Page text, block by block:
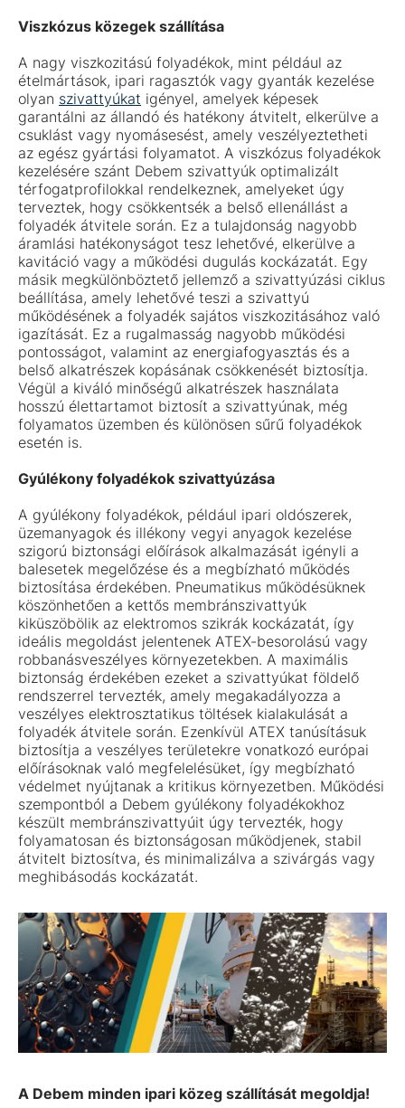
Viszkózus közegek szállítása
A nagy viszkozitású folyadékok, mint például az
ételmártások, ipari ragasztók vagy gyanták kezelése
olyan szivattyúkat igényel, amelyek képesek
garantálni az állandó és hatékony átvitelt, elkerülve a
csuklást vagy nyomásesést, amely veszélyeztetheti
az egész gyártási folyamatot. A viszkózus folyadékok
kezelésére szánt Debem szivattyúk optimalizált
térfogatprofilokkal rendelkeznek, amelyeket úgy
terveztek, hogy csökkentsék a belső ellenállást a
folyadék átvitele során. Ez a tulajdonság nagyobb
áramlási hatékonyságot tesz lehetővé, elkerülve a
kavitáció vagy a működési dugulás kockázatát. Egy
másik megkülönböztető jellemző a szivattyúzási ciklus
beállítása, amely lehetővé teszi a szivattyú
működésének a folyadék sajátos viszkozitásához való
igazítását. Ez a rugalmasság nagyobb működési
pontosságot, valamint az energiafogyasztás és a
belső alkatrészek kopásának csökkenését biztosítja.
Végül a kiváló minőségű alkatrészek használata
hosszú élettartamot biztosít a szivattyúnak, még
folyamatos üzemben és különösen sűrű folyadékok
esetén is.
Gyúlékony folyadékok szivattyúzása
A gyúlékony folyadékok, például ipari oldószerek,
üzemanyagok és illékony vegyi anyagok kezelése
szigorú biztonsági előírások alkalmazását igényli a
balesetek megelőzése és a megbízható működés
biztosítása érdekében. Pneumatikus működésüknek
köszönhetően a kettős membránszivattyúk
kiküszöbölik az elektromos szikrák kockázatát, így
ideális megoldást jelentenek ATEX-besorolású vagy
robbanásveszélyes környezetekben. A maximális
biztonság érdekében ezeket a szivattyúkat földelő
rendszerrel tervezték, amely megakadályozza a
veszélyes elektrosztatikus töltések kialakulását a
folyadék átvitele során. Ezenkívül ATEX tanúsításuk
biztosítja a veszélyes területekre vonatkozó európai
előírásoknak való megfelelésüket, így megbízható
védelmet nyújtanak a kritikus környezetben. Működési
szempontból a Debem gyúlékony folyadékokhoz
készült membránszivattyúit úgy tervezték, hogy
folyamatosan és biztonságosan működjenek, stabil
átvitelt biztosítva, és minimalizálva a szivárgás vagy
meghibásodás kockázatát.
A Debem minden ipari közeg szállítását megoldja!